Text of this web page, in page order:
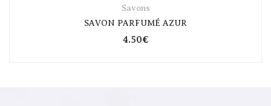
Savons
SAVON PARFUMÉ AZUR
4.50€